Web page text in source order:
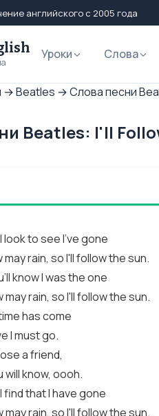
английского с 2005 года
Уроки Слова
→Beatles →Слова песни
Beatles: I'll
look to see I've gone
rain, so I'll follow the sun.
know I was the one
rain, so I'll follow the sun.
has come
I must go.
a friend,
will know, oooh.
find that I have gone
rain, so I'll follow the sun.